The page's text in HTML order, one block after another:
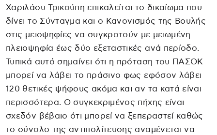
Χαριλάου Τρικούπη επικαλείται το δικαίωμα που
δίνει το Σύνταγμα και ο Κανονισμός της Βουλής
στις μειοψηφίες να συγκροτούν με μειωμένη
πλειοψηφία έως δύο εξεταστικές ανά περίοδο.
Τυπικά αυτό σημαίνει ότι η πρόταση του ΠΑΣΟΚ
μπορεί να λάβει το πράσινο φως εφόσον λάβει
120 θετικές ψήφους ακόμα και αν τα κατά είναι
περισσότερα. Ο συγκεκριμένος πήχης είναι
σχεδόν βέβαιο ότι μπορεί να ξεπεραστεί καθώς
το σύνολο της αντιπολίτευσης αναμένεται να